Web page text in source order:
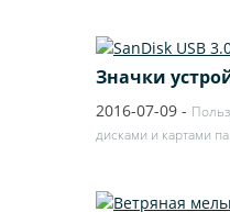
Значки
2016-07-09 -
дисками и картами